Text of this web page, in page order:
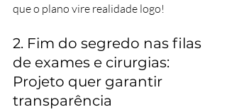
que o plano vire realidade logo!
2. Fim do segredo nas filas
de exames e cirurgias:
Projeto quer garantir
transparência